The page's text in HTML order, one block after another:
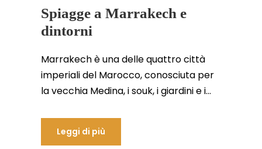
Spiagge a Marrakech e
dintorni
Marrakech è una delle quattro città
imperiali del Marocco, conosciuta per
la vecchia Medina, i souk, i giardini e i...
Leggi di più